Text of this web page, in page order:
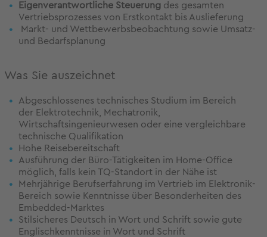
Eigenverantwortliche Steuerung des gesamten
Vertriebsprozesses von Erstkontakt bis Auslieferung
Markt- und Wettbewerbsbeobachtung sowie Umsatz-
und Bedarfsplanung
Was Sie auszeichnet
Abgeschlossenes technisches Studium im Bereich
der Elektrotechnik, Mechatronik,
Wirtschaftsingenieurwesen oder eine vergleichbare
technische Qualifikation
Hohe Reisebereitschaft
Ausführung der Büro-Tätigkeiten im Home-Office
möglich, falls kein TQ-Standort in der Nähe ist
Mehrjährige Berufserfahrung im Vertrieb im Elektronik-
Bereich sowie Kenntnisse über Besonderheiten des
Embedded-Marktes
Stilsicheres Deutsch in Wort und Schrift sowie gute
Englischkenntnisse in Wort und Schrift